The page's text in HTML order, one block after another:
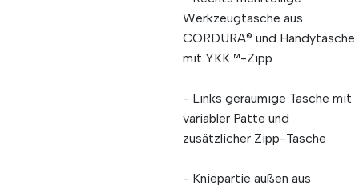
Werkzeugtasche aus
CORDURA® und Handytasche
mit YKK™-Zipp
- Links geräumige Tasche mit
variabler Patte und
zusätzlicher Zipp-Tasche
- Kniepartie außen aus